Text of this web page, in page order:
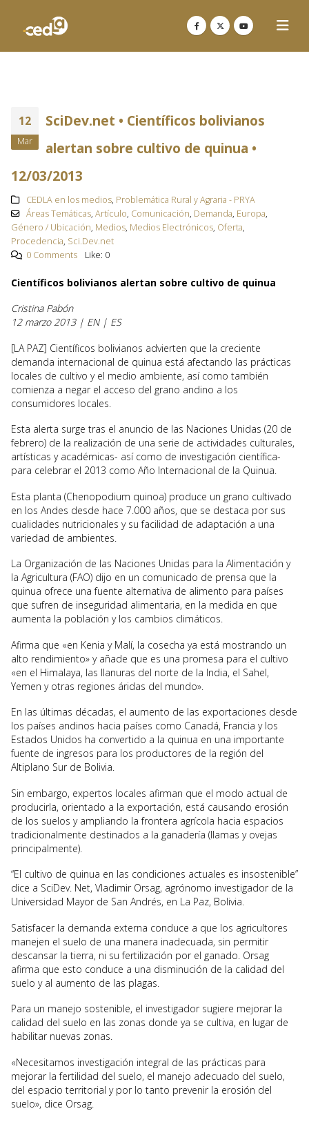
12
Mar
SciDev.net • Científicos bolivianos
alertan sobre cultivo de quinua •
12/03/2013
CEDLA en los medios, Problemática Rural y Agraria - PRYA
Áreas Temáticas, Artículo, Comunicación, Demanda, Europa,
Género / Ubicación, Medios, Medios Electrónicos, Oferta,
Procedencia, Sci.Dev.net
0 Comments
Like: 0
Científicos bolivianos alertan sobre cultivo de quinua
Cristina Pabón
12 marzo 2013 | EN | ES
[LA PAZ] Científicos bolivianos advierten que la creciente
demanda internacional de quinua está afectando las prácticas
locales de cultivo y el medio ambiente, así como también
comienza a negar el acceso del grano andino a los
consumidores locales.
Esta alerta surge tras el anuncio de las Naciones Unidas (20 de
febrero) de la realización de una serie de actividades culturales,
artísticas y académicas- así como de investigación científica-
para celebrar el 2013 como Año Internacional de la Quinua.
Esta planta (Chenopodium quinoa) produce un grano cultivado
en los Andes desde hace 7.000 años, que se destaca por sus
cualidades nutricionales y su facilidad de adaptación a una
variedad de ambientes.
La Organización de las Naciones Unidas para la Alimentación y
la Agricultura (FAO) dijo en un comunicado de prensa que la
quinua ofrece una fuente alternativa de alimento para países
que sufren de inseguridad alimentaria, en la medida en que
aumenta la población y los cambios climáticos.
Afirma que «en Kenia y Malí, la cosecha ya está mostrando un
alto rendimiento» y añade que es una promesa para el cultivo
«en el Himalaya, las llanuras del norte de la India, el Sahel,
Yemen y otras regiones áridas del mundo».
En las últimas décadas, el aumento de las exportaciones desde
los países andinos hacia países como Canadá, Francia y los
Estados Unidos ha convertido a la quinua en una importante
fuente de ingresos para los productores de la región del
Altiplano Sur de Bolivia.
Sin embargo, expertos locales afirman que el modo actual de
producirla, orientado a la exportación, está causando erosión
de los suelos y ampliando la frontera agrícola hacia espacios
tradicionalmente destinados a la ganadería (llamas y ovejas
principalmente).
“El cultivo de quinua en las condiciones actuales es insostenible”
dice a SciDev. Net, Vladimir Orsag, agrónomo investigador de la
Universidad Mayor de San Andrés, en La Paz, Bolivia.
Satisfacer la demanda externa conduce a que los agricultores
manejen el suelo de una manera inadecuada, sin permitir
descansar la tierra, ni su fertilización por el ganado. Orsag
afirma que esto conduce a una disminución de la calidad del
suelo y al aumento de las plagas.
Para un manejo sostenible, el investigador sugiere mejorar la
calidad del suelo en las zonas donde ya se cultiva, en lugar de
habilitar nuevas zonas.
«Necesitamos investigación integral de las prácticas para
mejorar la fertilidad del suelo, el manejo adecuado del suelo,
del espacio territorial y por lo tanto prevenir la erosión del
suelo», dice Orsag.